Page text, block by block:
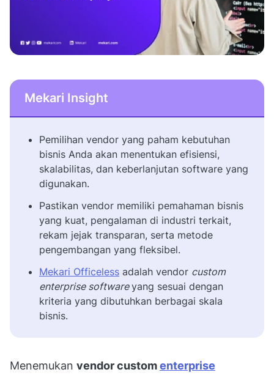
Mekari Insight
Pemilihan vendor yang paham kebutuhan
bisnis Anda akan menentukan efisiensi,
skalabilitas, dan keberlanjutan software yang
digunakan.
Pastikan vendor memiliki pemahaman bisnis
yang kuat, pengalaman di industri terkait,
rekam jejak transparan, serta metode
pengembangan yang fleksibel.
Mekari Officeless adalah vendor custom
enterprise softwareyang sesuai dengan
kriteria yang dibutuhkan berbagai skala
bisnis.
Menemukan vendor customenterprise